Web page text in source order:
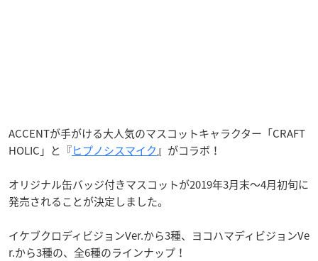
ACCENTが手がける大人気のマスコットキャラクター「CRAFT
HOLIC」と『ヒプノシスマイク』がコラボ！
オリジナル缶バッジ付きマスコットが2019年3月末～4月初旬に
発売されることが決定しました。
イケブクロディビジョンVer.から3種、ヨコハマディビジョンVe
r.から3種の、全6種のラインナップ！